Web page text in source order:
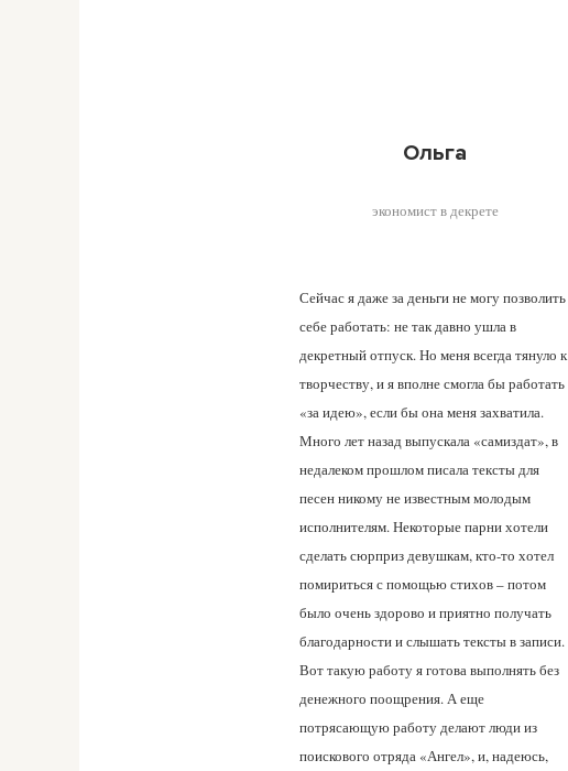
Ольга
экономист в декрете
Сейчас я даже за деньги не могу позволить
себе работать: не так давно ушла в
декретный отпуск. Но меня всегда тянуло к
творчеству, и я вполне смогла бы работать
«за идею», если бы она меня захватила.
Много лет назад выпускала «самиздат», в
недалеком прошлом писала тексты для
песен никому не известным молодым
исполнителям. Некоторые парни хотели
сделать сюрприз девушкам, кто-то хотел
помириться с помощью стихов – потом
было очень здорово и приятно получать
благодарности и слышать тексты в записи.
Вот такую работу я готова выполнять без
денежного поощрения. А еще
потрясающую работу делают люди из
поискового отряда «Ангел», и, надеюсь,